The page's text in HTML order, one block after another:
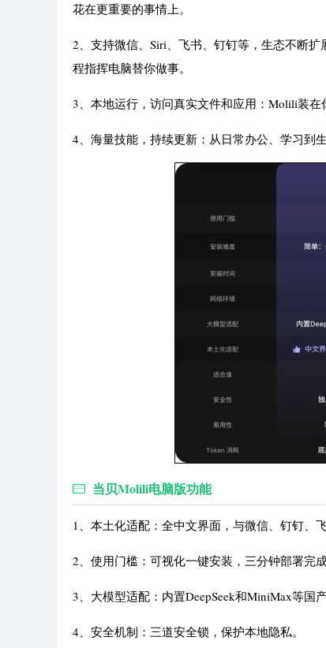
花在更重要的事情上。
2、支持微信、Siri、飞书、钉钉等，生态不断
程指挥电脑替你做事。
3、本地运行，访问真实文件和应用：Molili装
4、海量技能，持续更新：从日常办公、学习到
当贝Molili电脑版功能
1、本土化适配：全中文界面，与微信、钉钉、
2、使用门槛：可视化一键安装，三分钟部署完
3、大模型适配：内置DeepSeek和MiniMax等国
4、安全机制：三道安全锁，保护本地隐私。